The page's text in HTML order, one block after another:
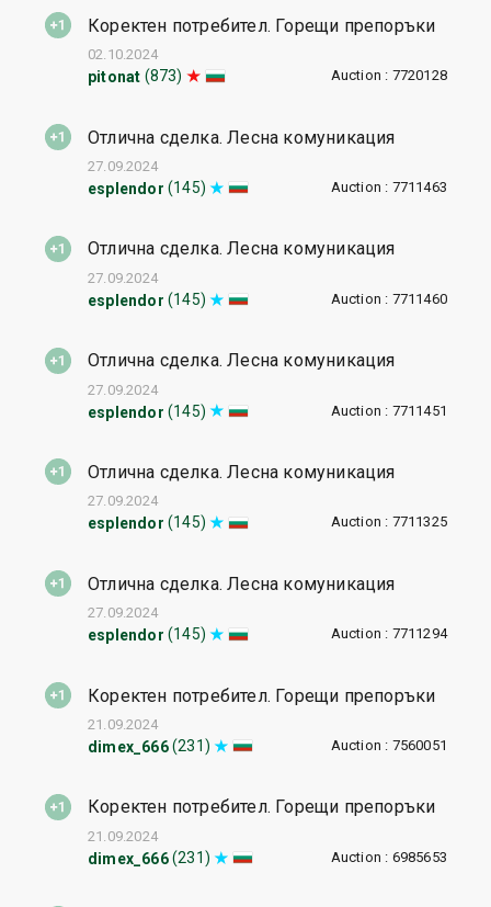
Коректен потребител. Горещи препоръки
pitonat (873) Auction : 7720128
02.10.2024
Отлична сделка. Лесна комуникация
esplendor (145) Auction : 7711463
27.09.2024
Отлична сделка. Лесна комуникация
esplendor (145) Auction : 7711460
27.09.2024
Отлична сделка. Лесна комуникация
esplendor (145) Auction : 7711451
27.09.2024
Отлична сделка. Лесна комуникация
esplendor (145) Auction : 7711325
27.09.2024
Отлична сделка. Лесна комуникация
esplendor (145) Auction : 7711294
27.09.2024
Коректен потребител. Горещи препоръки
dimex_666 (231) Auction : 7560051
21.09.2024
Коректен потребител. Горещи препоръки
dimex_666 (231) Auction : 6985653
21.09.2024